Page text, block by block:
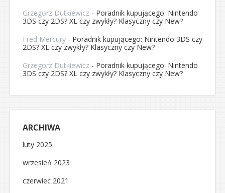
Grzegorz Dutkiewicz - Poradnik kupującego: Nintendo
3DS czy 2DS? XL czy zwykły? Klasyczny czy New?
Fred Mercury - Poradnik kupującego: Nintendo 3DS czy
2DS? XL czy zwykły? Klasyczny czy New?
Grzegorz Dutkiewicz - Poradnik kupującego: Nintendo
3DS czy 2DS? XL czy zwykły? Klasyczny czy New?
ARCHIWA
luty 2025
wrzesień 2023
czerwiec 2021